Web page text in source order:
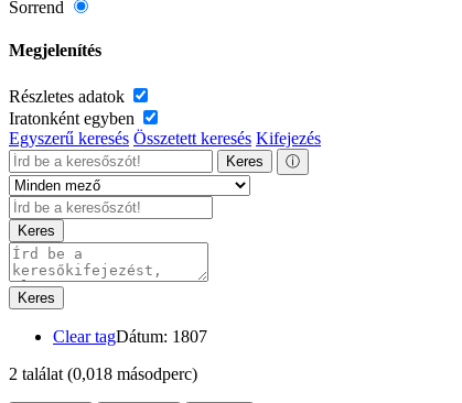
Sorrend
Megjelenítés
Részletes adatok
Iratonként egyben
Egyszerű keresés Összetett keresés Kifejezés
Keres ⓘ
Keres
Keres
Clear tagDátum: 1807
2 találat (0,018 másodperc)